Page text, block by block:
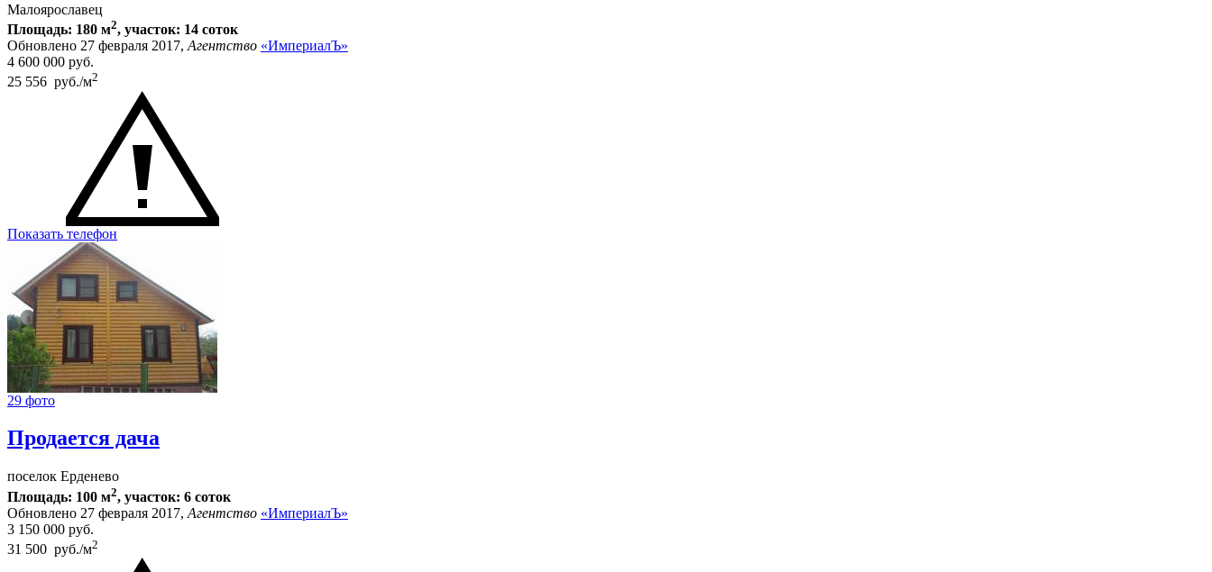
Малоярославец
Площадь: 180 м2, участок: 14 соток
Обновлено 27 февраля 2017, Агентство «ИмпериалЪ»
4 600 000 руб.
25 556 руб./м2
Показать телефон
29 фото
Продается дача
поселок Ерденево
Площадь: 100 м2, участок: 6 соток
Обновлено 27 февраля 2017, Агентство «ИмпериалЪ»
3 150 000 руб.
31 500 руб./м2